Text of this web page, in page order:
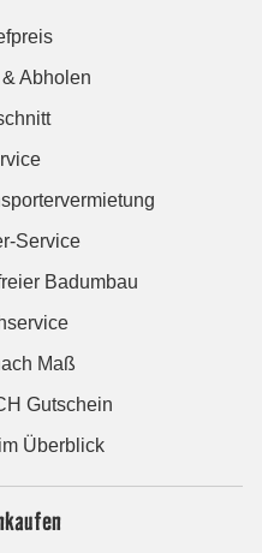
Abholen
Service
Badumbau
Maß
Gutschein
Überblick